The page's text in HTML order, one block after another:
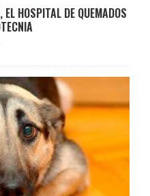
HOSPITAL DE QUEMADOS